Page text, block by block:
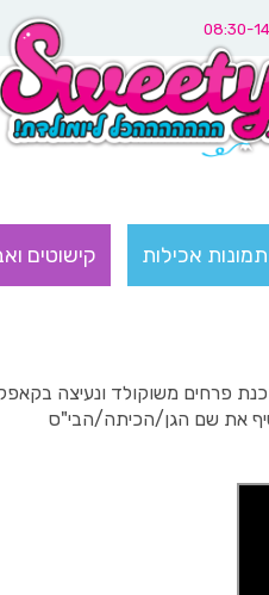
תמונות אכילות קישוטים
פרחים משוקולד ונעיצה
את שם הגן/הכיתה/הבי"ס